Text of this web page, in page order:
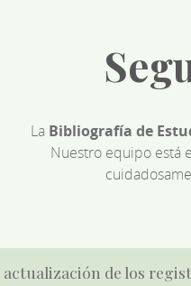
La Bibliografía de
Nuestro equipo está
de los